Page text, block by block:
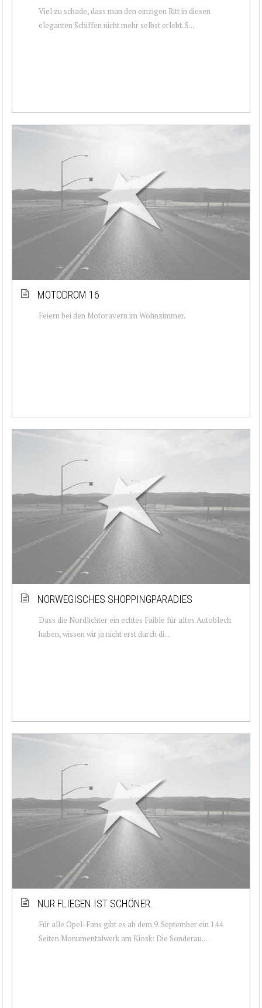
Viel zu schade, dass man den einzigen Ritt in diesen
eleganten Schiffen nicht mehr selbst erlebt. S...
MOTODROM 16
Feiern bei den Motoravern im Wohnzimmer.
NORWEGISCHES SHOPPINGPARADIES
Dass die Nordlichter ein echtes Faible für altes Autoblech
haben, wissen wir ja nicht erst durch di...
NUR FLIEGEN IST SCHÖNER.
Für alle Opel-Fans gibt es ab dem 9. September ein 144
Seiten Monumentalwerk am Kiosk: Die Sonderau...